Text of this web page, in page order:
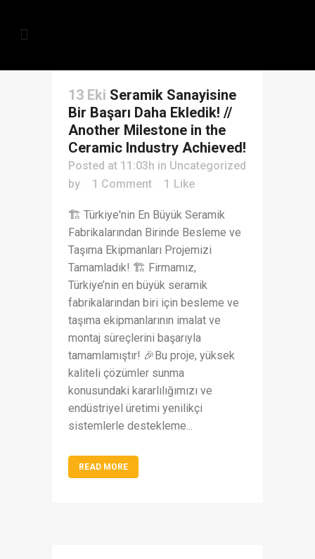
13 Eki Seramik Sanayisine
Bir Başarı Daha Ekledik! //
Another Milestone in the
Ceramic Industry Achieved!
Posted at 11:03h in Uncategorized
by
1 Comment 1 Like
🏗️ Türkiye'nin En Büyük Seramik
Fabrikalarından Birinde Besleme ve
Taşıma Ekipmanları Projemizi
Tamamladık! 🏗️ Firmamız,
Türkiye’nin en büyük seramik
fabrikalarından biri için besleme ve
taşıma ekipmanlarının imalat ve
montaj süreçlerini başarıyla
tamamlamıştır! 🎉Bu proje, yüksek
kaliteli çözümler sunma
konusundaki kararlılığımızı ve
endüstriyel üretimi yenilikçi
sistemlerle destekleme...
READ MORE